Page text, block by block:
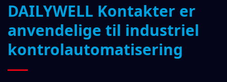
DAILYWELL Kontakter er
anvendelige til industriel
kontrolautomatisering